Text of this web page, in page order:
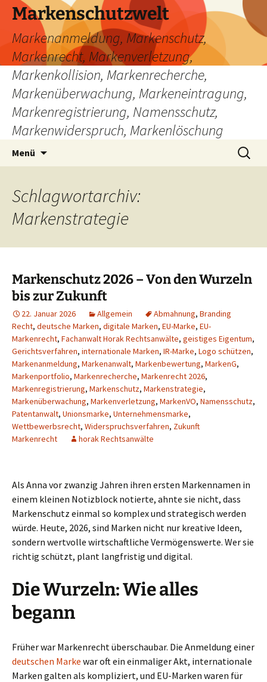
Zum
Inhalt
springen
Markenschutzwelt
Markenanmeldung, Markenschutz,
Markenrecht, Markenverletzung,
Markenkollision, Markenrecherche,
Markenüberwachung, Markeneintragung,
Markenregistrierung, Namensschutz,
Markenwiderspruch, Markenlöschung
Menü
Suchen
nach:
Schlagwortarchiv:
Markenstrategie
Markenschutz 2026 – Von den Wurzeln
bis zur Zukunft
22. Januar 2026 Allgemein Abmahnung, Branding
Recht, deutsche Marken, digitale Marken, EU-Marke, EU-
Markenrecht, Fachanwalt Horak Rechtsanwälte, geistiges Eigentum,
Gerichtsverfahren, internationale Marken, IR-Marke, Logo schützen,
Markenanmeldung, Markenanwalt, Markenbewertung, MarkenG,
Markenportfolio, Markenrecherche, Markenrecht 2026,
Markenregistrierung, Markenschutz, Markenstrategie,
Markenüberwachung, Markenverletzung, MarkenVO, Namensschutz,
Patentanwalt, Unionsmarke, Unternehmensmarke,
Wettbewerbsrecht, Widerspruchsverfahren, Zukunft
Markenrecht
horak Rechtsanwälte
Als Anna vor zwanzig Jahren ihren ersten Markennamen in
einem kleinen Notizblock notierte, ahnte sie nicht, dass
Markenschutz einmal so komplex und strategisch werden
würde. Heute, 2026, sind Marken nicht nur kreative Ideen,
sondern wertvolle wirtschaftliche Vermögenswerte. Wer sie
richtig schützt, plant langfristig und digital.
Die Wurzeln: Wie alles
begann
Früher war Markenrecht überschaubar. Die Anmeldung einer
deutschen Marke war oft ein einmaliger Akt, internationale
Marken galten als kompliziert, und EU-Marken waren für